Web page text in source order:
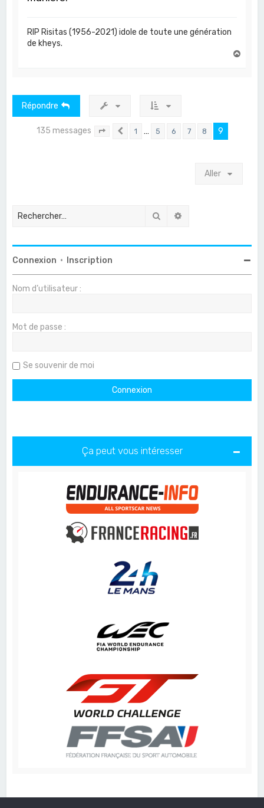
RIP Risitas (1956-2021) idole de toute une génération
de kheys.
Répondre
135 messages Page sur9
Précédent
1 … 5 6 7 8 9
Aller
Rechercher
Connexion • Inscription
Nom d’utilisateur :
Mot de passe :
Se souvenir de moi
Ça peut vous intéresser